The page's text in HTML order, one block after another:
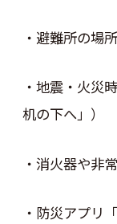
・避難所の場
・地震・火災
机の下へ」）
・消火器や非
・防災アプリ